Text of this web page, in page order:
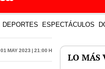
DEPORTES ESPECTÁCULOS
01 May 2023 | 21:00 h
LO MÁS